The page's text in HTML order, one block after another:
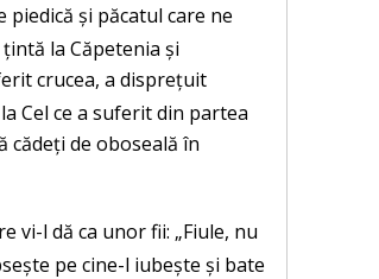
și păcatul care ne
la Căpetenia și
crucea, a disprețuit
Cel ce a suferit din partea
cădeți de oboseală în
vi-l dă ca unor fii: „Fiule, nu
pe cine-l iubește și bate